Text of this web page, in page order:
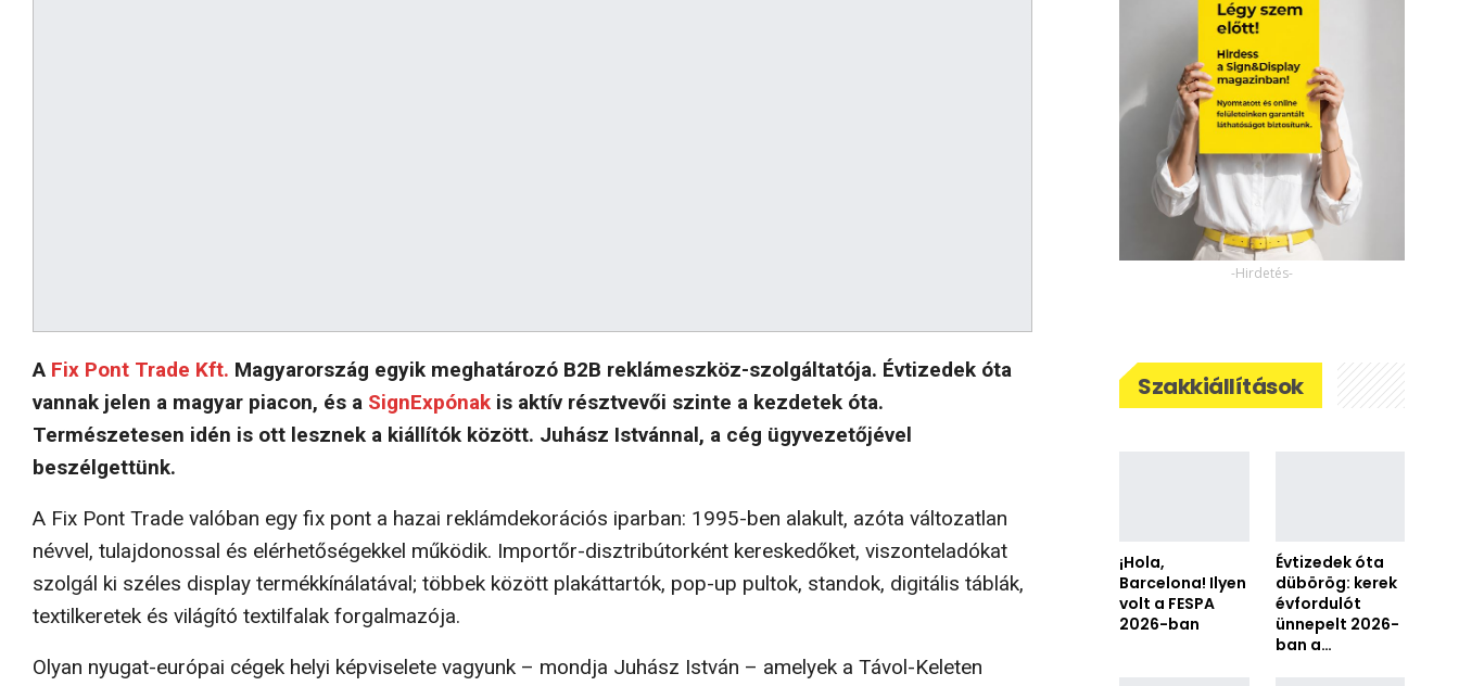
A Fix Pont Trade Kft. Magyarország egyik meghatározó B2B reklámeszköz-szolgáltatója. Évtizedek óta
vannak jelen a magyar piacon, és a SignExpónak is aktív résztvevői szinte a kezdetek óta.
Természetesen idén is ott lesznek a kiállítók között. Juhász Istvánnal, a cég ügyvezetőjével
beszélgettünk.
A Fix Pont Trade valóban egy fix pont a hazai reklám­dekorációs iparban: 1995-ben alakult, azóta válto­zatlan
névvel, tulajdonossal és elérhetőségekkel működik. Importőr-disztribútorként kereskedőket, viszonteladókat
szolgál ki széles display termékkíná­latával; többek között plakáttartók, pop-up pultok, standok, digitális táblák,
textilkeretek és világító textilfalak forgalmazója.
Olyan nyugat-európai cégek helyi képviselete va­gyunk – mondja Juhász István – amelyek a Távol-Ke­leten
-Hirdetés-
Szakkiállítások
¡Hola,
Barcelona! Ilyen
volt a FESPA
2026-ban
Évtizedek óta
dübörög: kerek
évfordulót
ünnepelt 2026-
ban a…